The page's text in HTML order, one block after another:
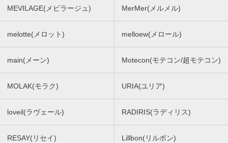
MEVILAGE(メビラージュ) MerMer(メルメル)
melotte(メロット) melloew(メロール)
main(メーン) Motecon(モテコン/超モテコン)
MOLAK(モラク) URIA(ユリア)
loveil(ラヴェール) RADIRIS(ラディリス)
RESAY(リセイ) Lillbon(リルボン)